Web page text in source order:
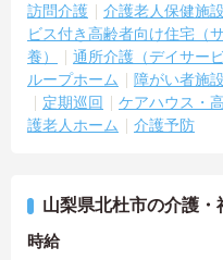
訪問介護 介護老人保健施
ビス付き高齢者向け住宅（サ
養）
通所介護（デイサービ
ループホーム
障がい者施設
定期巡回
ケアハウス・
護老人ホーム
介護予防
山梨県北杜市の介護
時給